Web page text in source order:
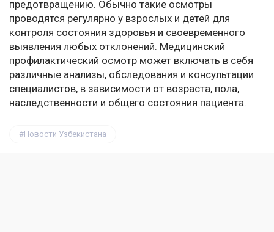
предотвращению. Обычно такие осмотры
проводятся регулярно у взрослых и детей для
контроля состояния здоровья и своевременного
выявления любых отклонений. Медицинский
профилактический осмотр может включать в себя
различные анализы, обследования и консультации
специалистов, в зависимости от возраста, пола,
наследственности и общего состояния пациента.
Новости Узбекистана